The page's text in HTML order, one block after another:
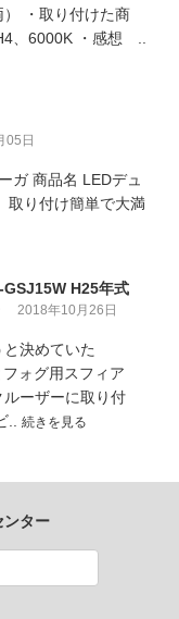
・取り付けた商
6000K ・感想 ..
05日
ガ 商品名 LEDデュ
取り付け簡単で大満
H25年式
2018年10月26日
決めていた
ォグ用スフィア
ーザーに取り付
.. 続きを見る
ンター